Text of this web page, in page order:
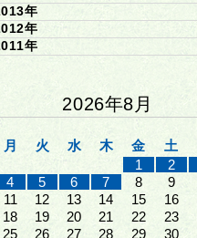
年
年
年
2026年8月
月 火 水 木 金 土
1
2
4
5 6 7 8 9
11
12 13 14 15 16
18
19 20 21 22 23
25
26 27 28 29 30